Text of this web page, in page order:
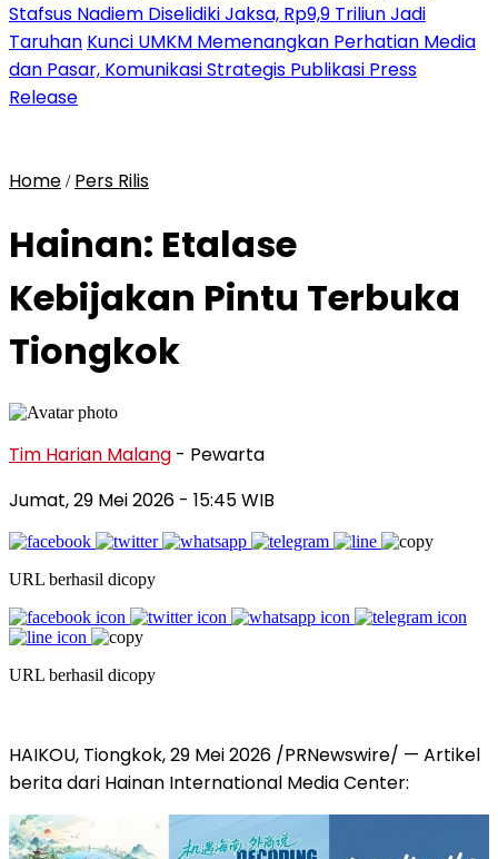
Stafsus Nadiem Diselidiki Jaksa, Rp9,9 Triliun Jadi
Taruhan Kunci UMKM Memenangkan Perhatian Media
dan Pasar, Komunikasi Strategis Publikasi Press
Release
Home / Pers Rilis
Hainan: Etalase
Kebijakan Pintu Terbuka
Tiongkok
Tim Harian Malang - Pewarta
Jumat, 29 Mei 2026 - 15:45 WIB
URL berhasil dicopy
URL berhasil dicopy
HAIKOU, Tiongkok, 29 Mei 2026 /PRNewswire/ — Artikel
berita dari Hainan International Media Center: